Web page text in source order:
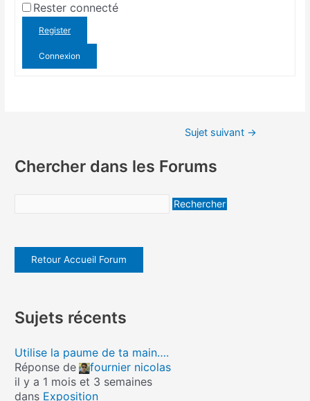
Rester connecté
Register
Connexion
Sujet suivant →
Chercher dans les Forums
Retour Accueil Forum
Sujets récents
Utilise la paume de ta main….
Réponse de
fournier nicolas
il y a 1 mois et 3 semaines
dans Exposition